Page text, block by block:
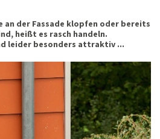
an der Fassade klopfen oder bereits
heißt es rasch handeln.
leider besonders attraktiv ...